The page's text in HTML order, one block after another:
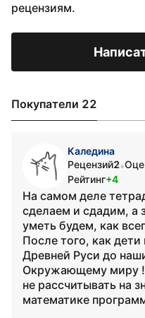
рецензиям.
Покупатели 22
Каледина
Рецензий2•
Рейтинг+4
На самом деле
сделаем и сдадим, а
уметь будем, как
После того, как
Древней Руси до
Окружающему миру
не рассчитывать на
математике